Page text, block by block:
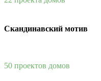
Скандинавский мотив
50 проектов домов